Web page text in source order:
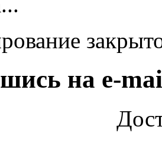
на e-